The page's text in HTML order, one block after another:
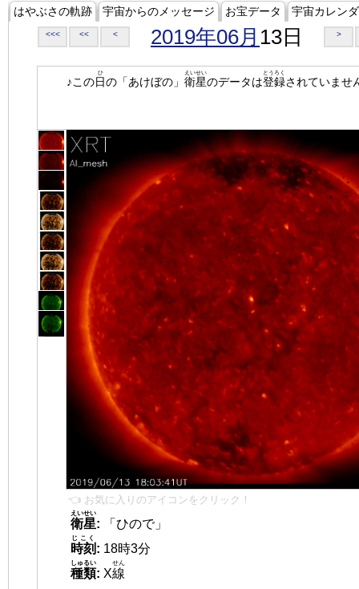
はやぶさの軌跡 宇宙からのメッセージ お宝データ 宇宙カレン
<<< << < 2019年06月 13日 >
♪この日
ひ
の「あけぼの」 衛星
えいせい
のデータは登録
とうろく
されていませ
👈 お気に入りのアイコンをクリック！
衛星
えいせい
:
「ひので」
時刻
じこく
: 18時3分
種類
しゅるい
: X線
せん